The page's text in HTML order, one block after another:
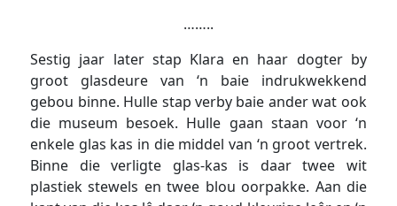
……..
Sestig jaar later stap Klara en haar dogter by
groot glasdeure van ‘n baie indrukwekkend
gebou binne. Hulle stap verby baie ander wat ook
die museum besoek. Hulle gaan staan voor ‘n
enkele glas kas in die middel van ‘n groot vertrek.
Binne die verligte glas-kas is daar twee wit
plastiek stewels en twee blou oorpakke. Aan die